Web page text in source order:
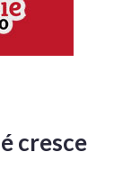
cresce